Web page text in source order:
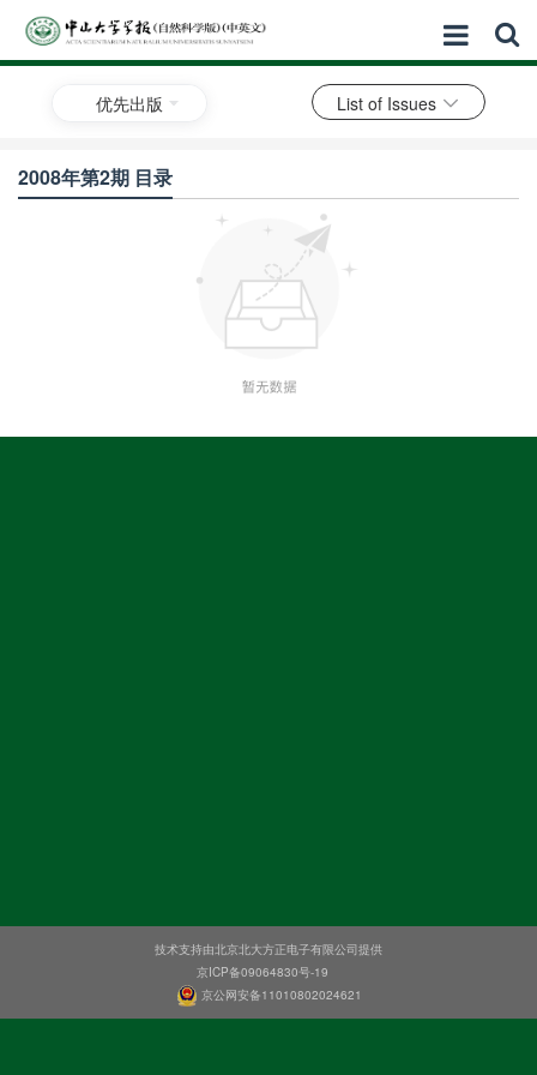
优先出版 List of Issues
2008年第2期 目录
技术支持由北京北大方正电子有限公司提供
京ICP备09064830号-19
京公网安备11010802024621